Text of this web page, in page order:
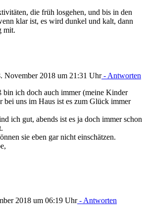
die früh losgehen, und bis in den
klar ist, es wird dunkel und kalt, dann
mit.
November 2018 um 21:31 Uhr- Antworten
bin ich doch auch immer (meine Kinder
bei uns im Haus ist es zum Glück immer
ich gut, abends ist es ja doch immer schon
sie eben gar nicht einschätzen.
2018 um 06:19 Uhr- Antworten